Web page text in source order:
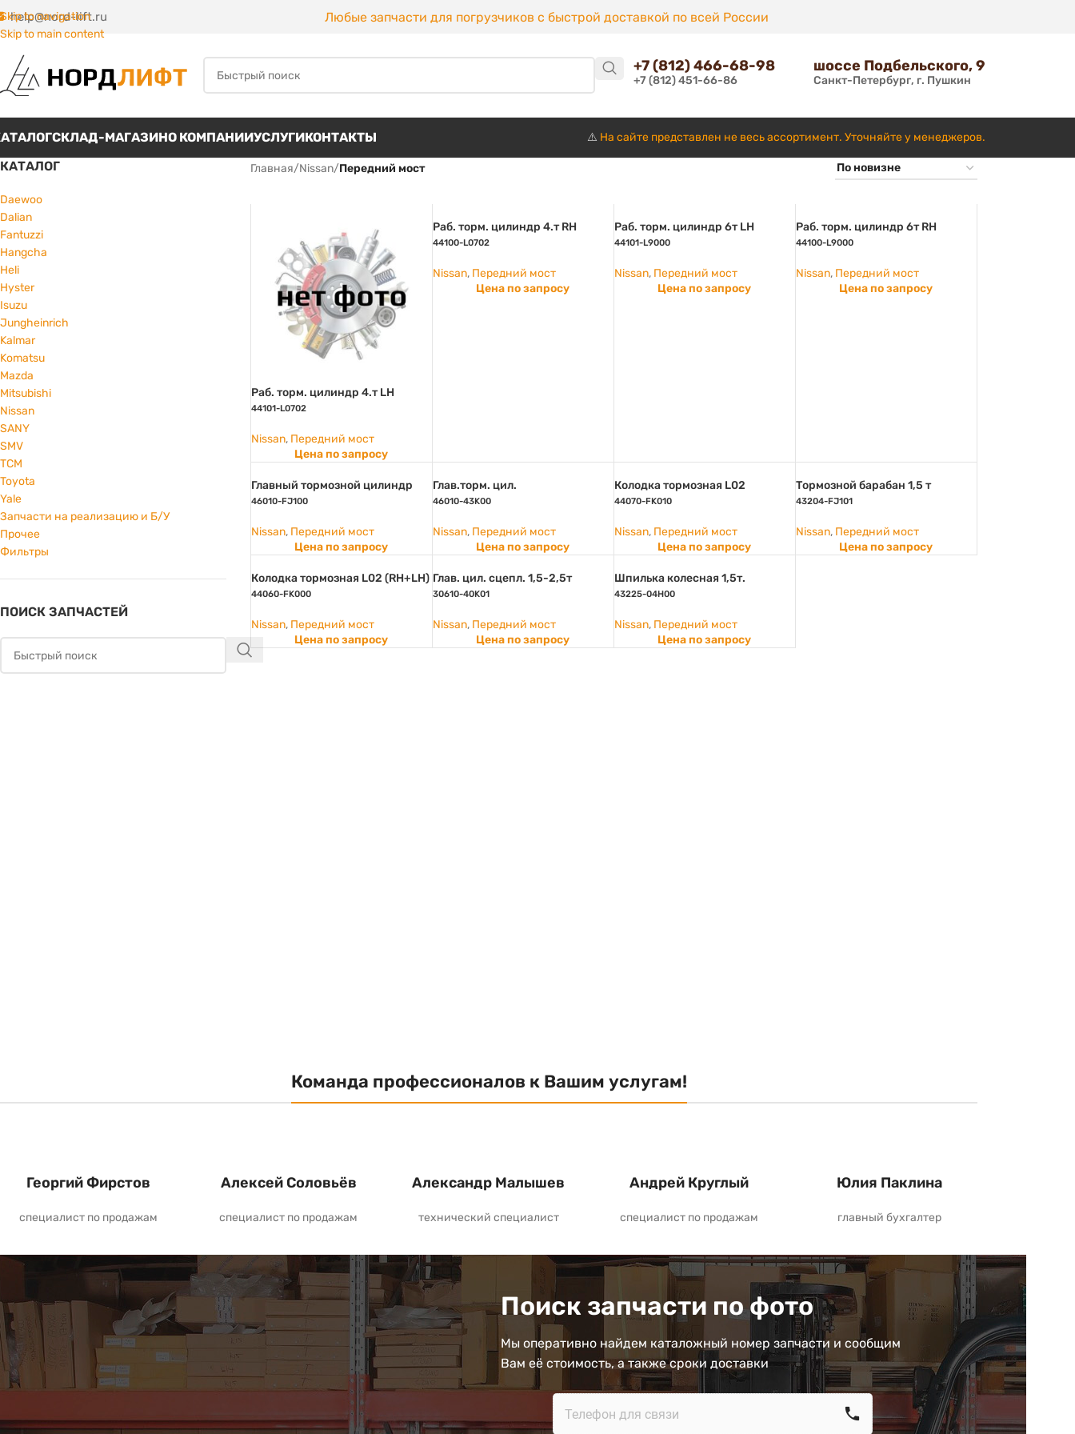
Skip to navigation
Skip to main content
help@nord-lift.ru Любые запчасти для погрузчиков с быстрой доставкой по всей России
+7 (812) 466-68-98
+7 (812) 451-66-86
шоссе Подбельского, 9
Санкт-Петербург, г. Пушкин
СКЛАД-МАГАЗИНО КОМПАНИИУСЛУГИКОНТАКТЫ ⚠️ На сайте представлен не весь ассортимент. Уточняйте у менеджеров.
КАТАЛОГ
Daewoo
Dalian
Fantuzzi
Hangcha
Heli
Hyster
Isuzu
Jungheinrich
Kalmar
Komatsu
Mazda
Mitsubishi
Nissan
SANY
SMV
TCM
Toyota
Yale
Запчасти на реализацию и Б/У
Прочее
Фильтры
ПОИСК ЗАПЧАСТЕЙ
Главная/Nissan/Передний мост
Раб. торм. цилиндр 4.т LH
44101-L0702
Nissan, Передний мост
Цена по запросу
Раб. торм. цилиндр 4.т RH
44100-L0702
Nissan, Передний мост
Цена по запросу
Раб. торм. цилиндр 6т LH
44101-L9000
Nissan, Передний мост
Цена по запросу
Раб. торм. цилиндр 6т RH
44100-L9000
Nissan, Передний мост
Цена по запросу
Главный тормозной цилиндр
46010-FJ100
Nissan, Передний мост
Цена по запросу
Глав.торм. цил.
46010-43K00
Nissan, Передний мост
Цена по запросу
Колодка тормозная L02
44070-FK010
Nissan, Передний мост
Цена по запросу
Тормозной барабан 1,5 т
43204-FJ101
Nissan, Передний мост
Цена по запросу
Колодка тормозная L02 (RH+LH)
44060-FK000
Nissan, Передний мост
Цена по запросу
Глав. цил. сцепл. 1,5-2,5т
30610-40K01
Nissan, Передний мост
Цена по запросу
Шпилька колесная 1,5т.
43225-04H00
Nissan, Передний мост
Цена по запросу
Команда профессионалов к Вашим услугам!
Георгий Фирстов
специалист по продажам
Алексей Соловьёв
специалист по продажам
Александр Малышев
технический специалист
Андрей Круглый
специалист по продажам
Юлия Паклина
главный бухгалтер
Поиск запчасти по фото
Мы оперативно найдем каталожный номер запчасти и сообщим
Вам её стоимость, а также сроки доставки
call